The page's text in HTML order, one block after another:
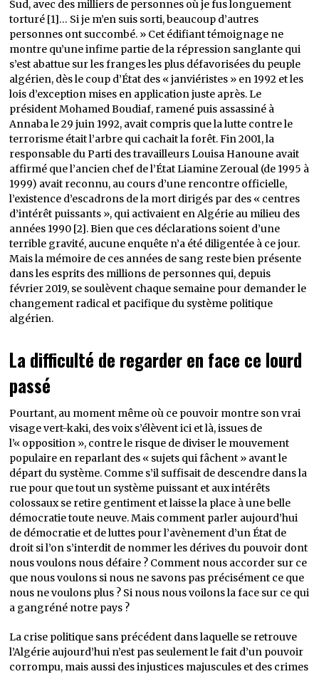
Sud, avec des milliers de personnes où je fus longuement
torturé [1]… Si je m’en suis sorti, beaucoup d’autres
personnes ont succombé. » Cet édifiant témoignage ne
montre qu’une infime partie de la répression sanglante qui
s’est abattue sur les franges les plus défavorisées du peuple
algérien, dès le coup d’État des « janviéristes » en 1992 et les
lois d’exception mises en application juste après. Le
président Mohamed Boudiaf, ramené puis assassiné à
Annaba le 29 juin 1992, avait compris que la lutte contre le
terrorisme était l’arbre qui cachait la forêt. Fin 2001, la
responsable du Parti des travailleurs Louisa Hanoune avait
affirmé que l’ancien chef de l’État Liamine Zeroual (de 1995 à
1999) avait reconnu, au cours d’une rencontre officielle,
l’existence d’escadrons de la mort dirigés par des « centres
d’intérêt puissants », qui activaient en Algérie au milieu des
années 1990 [2]. Bien que ces déclarations soient d’une
terrible gravité, aucune enquête n’a été diligentée à ce jour.
Mais la mémoire de ces années de sang reste bien présente
dans les esprits des millions de personnes qui, depuis
février 2019, se soulèvent chaque semaine pour demander le
changement radical et pacifique du système politique
algérien.
La difficulté de regarder en face ce lourd
passé
Pourtant, au moment même où ce pouvoir montre son vrai
visage vert-kaki, des voix s’élèvent ici et là, issues de
l’« opposition », contre le risque de diviser le mouvement
populaire en reparlant des « sujets qui fâchent » avant le
départ du système. Comme s’il suffisait de descendre dans la
rue pour que tout un système puissant et aux intérêts
colossaux se retire gentiment et laisse la place à une belle
démocratie toute neuve. Mais comment parler aujourd’hui
de démocratie et de luttes pour l’avènement d’un État de
droit si l’on s’interdit de nommer les dérives du pouvoir dont
nous voulons nous défaire ? Comment nous accorder sur ce
que nous voulons si nous ne savons pas précisément ce que
nous ne voulons plus ? Si nous nous voilons la face sur ce qui
a gangréné notre pays ?
La crise politique sans précédent dans laquelle se retrouve
l’Algérie aujourd’hui n’est pas seulement le fait d’un pouvoir
corrompu, mais aussi des injustices majuscules et des crimes